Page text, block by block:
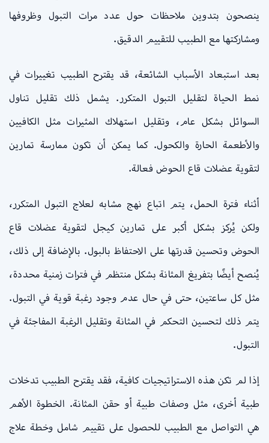
ينصحون بتدوين ملاحظات حول عدد مرات التبول وظروفها
ومشاركتها مع الطبيب للتقييم الدقيق.
بعد استبعاد الأسباب الشائعة، قد يقترح الطبيب تغييرات في
نمط الحياة لتقليل التبول المتكرر. يشمل ذلك تقليل تناول
السوائل بشكل عام، وتقليل استهلاك المثيرات مثل الكافيين
والأطعمة الحارة والكحول. كما يمكن أن تكون ممارسة تمارين
لتقوية عضلات قاع الحوض فعالة.
أثناء فترة الحمل، يتم اتباع نهج مشابه لعلاج التبول المتكرر،
ولكن يُركز بشكل أكبر على تمارين كيجل لتقوية عضلات قاع
الحوض وتحسين قدرتها على الاحتفاظ بالبول. بالإضافة إلى ذلك،
يُنصح أيضًا بتفريغ المثانة بشكل منتظم في فترات زمنية محددة،
مثل كل ساعتين، حتى في حال عدم وجود رغبة قوية في التبول.
يتم ذلك لتحسين التحكم في المثانة وتقليل الرغبة المفاجئة في
التبول.
إذا لم تكن هذه الاستراتيجيات كافية، فقد يقترح الطبيب تدخلات
طبية أخرى، مثل وصفات طبية أو حقن المثانة. الخطوة الأهم
هي التواصل مع الطبيب للحصول على تقييم شامل وخطة علاج